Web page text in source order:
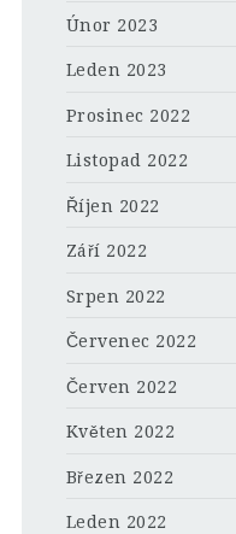
Únor 2023
Leden 2023
Prosinec 2022
Listopad 2022
Říjen 2022
Září 2022
Srpen 2022
Červenec 2022
Červen 2022
Květen 2022
Březen 2022
Leden 2022